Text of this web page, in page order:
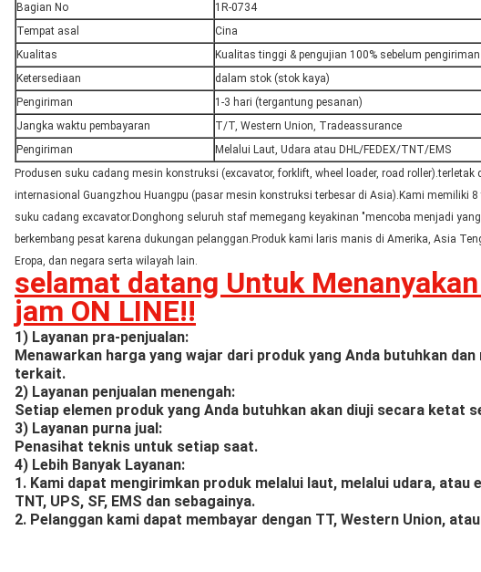
Bagian No
1R-0734
Tempat asal
Cina
Kualitas
Kualitas tinggi & pengujian 100% sebelum pengiriman
Ketersediaan
dalam stok (stok kaya)
Pengiriman
1-3 hari (tergantung pesanan)
Jangka waktu pembayaran
T/T, Western Union, Tradeassurance
Pengiriman
Melalui Laut, Udara atau DHL/FEDEX/TNT/EMS
Produsen suku cadang mesin konstruksi (excavator, forklift, wheel loader, road
internasional Guangzhou Huangpu (pasar mesin konstruksi terbesar di Asia).Kami memiliki
suku cadang excavator.Donghong seluruh staf memegang keyakinan "mencoba menjadi
berkembang pesat karena dukungan pelanggan.Produk kami laris manis di Amerika, Asia
Eropa, dan negara serta wilayah lain.
selamat datang Untuk
jam ON LINE!!
1) Layanan pra-penjualan:
Menawarkan harga yang wajar dari produk yang Anda butuhkan
terkait.
2) Layanan penjualan menengah:
Setiap elemen produk yang Anda butuhkan akan diuji secara ketat
3) Layanan purna jual:
Penasihat teknis untuk setiap saat.
4) Lebih Banyak Layanan:
1. Kami dapat mengirimkan produk melalui laut, melalui udara, atau
TNT, UPS, SF, EMS dan sebagainya.
2. Pelanggan kami dapat membayar dengan TT, Western Union,